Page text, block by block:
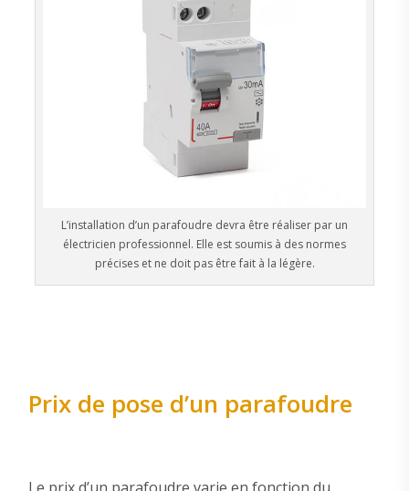
L’installation d’un parafoudre devra être réaliser par un
électricien professionnel. Elle est soumis à des normes
précises et ne doit pas être fait à la légère.
Prix de pose d’un parafoudre
Le prix d’un parafoudre varie en fonction du